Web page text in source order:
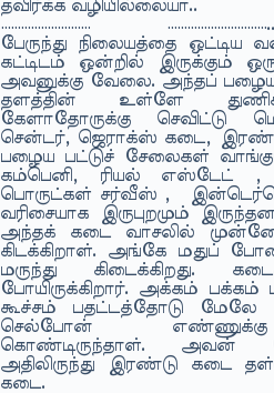
தவிர்க்க வழியில்லையா..
……………………… …………………………..
பேருந்து நிலையத்தை ஒட்டிய
கட்டிடம் ஒன்றில் இருக்கும்
அவனுக்கு வேலை. அந்தப்
தளத்தின் உள்ளே
கேளாதோருக்கு செவிட்டு
சென்டர், ஜெராக்ஸ் கடை,
பழைய பட்டுச் சேலைகள்
கம்பெனி, ரியல் எஸ்டேட்
பொருட்கள் சர்வீஸ் ,
வரிசையாக இருபுறமும்
அந்தக் கடை வாசலில்
கிடக்கிறாள். அங்கே மதுப்
மருந்து கிடைக்கிறது.
போயிருக்கிறார். அக்கம்
கூச்சம் பதட்டத்தோடு மேலே
செல்போன்
கொண்டிருந்தாள். அவன்
அதிலிருந்து இரண்டு கடை
கடை.